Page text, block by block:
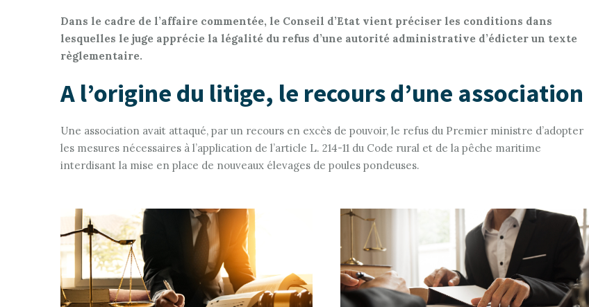
Dans le cadre de l’affaire commentée, le Conseil d’Etat vient préciser les conditions dans
lesquelles le juge apprécie la légalité du refus d’une autorité administrative d’édicter un texte
règlementaire.
A l’origine du litige, le recours d’une association
Une association avait attaqué, par un recours en excès de pouvoir, le refus du Premier ministre d’adopter
les mesures nécessaires à l’application de l’article L. 214-11 du Code rural et de la pêche maritime
interdisant la mise en place de nouveaux élevages de poules pondeuses.